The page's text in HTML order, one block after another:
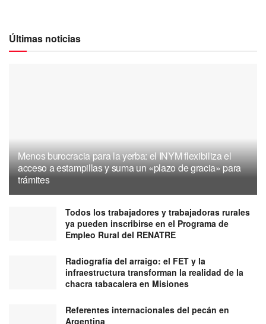
Últimas noticias
Menos burocracia para la yerba: el INYM flexibiliza el
acceso a estampillas y suma un «plazo de gracia» para
trámites
Todos los trabajadores y trabajadoras rurales
ya pueden inscribirse en el Programa de
Empleo Rural del RENATRE
Radiografía del arraigo: el FET y la
infraestructura transforman la realidad de la
chacra tabacalera en Misiones
Referentes internacionales del pecán en
Argentina